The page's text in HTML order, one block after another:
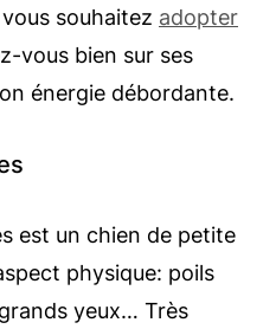
souhaitez adopter
vous bien sur ses
énergie débordante.
est un chien de petite
physique: poils
yeux… Très